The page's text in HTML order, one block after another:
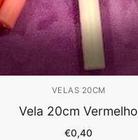
VELAS 20CM
Vela 20cm Vermelho
€0,40